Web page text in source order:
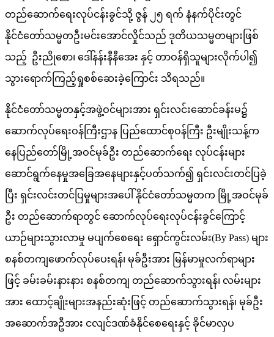
တည်ဆောက်​ရေးလုပ်ငန်းခွင်သို့ ဇွန် ၂၅ ရက် နံနက်ပိုင်းတွင်
နိုင်ငံတော်သမ္မတဦးမင်းအောင်လှိုင်သည် ဒုတိယသမ္မတများဖြစ်
သည့် ဦးညိုစော၊ ဒေါ်နန်းနီနီအေး နှင့် တာဝန်ရှိသူများလိုက်ပါ၍
သွားရောက်ကြည့်ရှုစစ်ဆေးခဲ့​ကြောင်း သိရသည်။
နိုင်ငံတော်သမ္မတနှင့်အဖွဲ့ဝင်များအား ရှင်းလင်းဆောင်ခန်းမ၌
ဆောက်လုပ်ရေးဝန်ကြီးဌာန ပြည်ထောင်စုဝန်ကြီး ဦးမျိုးသန့်က
နေပြည်တော်မြို့အဝင်မုခ်ဦး တည်ဆောက်ရေး လုပ်ငန်းများ
ဆောင်ရွက်နေမှုအခြေအနေများနှင့်ပတ်သက်၍ ရှင်းလင်းတင်ပြခဲ့
ပြီး ရှင်းလင်းတင်ပြမှုများအပေါ် နိုင်ငံတော်သမ္မတက မြို့အဝင်မုခ်
ဦး တည်ဆောက်ရာတွင် ဆောက်လုပ်ရေးလုပ်ငန်းခွင်ကြောင့်
ယာဉ်များသွားလာမှု မပျက်စေရေး ရှောင်ကွင်းလမ်း(By Pass) များ
စနစ်တကျဖောက်လုပ်ပေးရန်၊ မုခ်ဦးအား မြန်မာမှုလက်ရာများ
ဖြင့် ခမ်းခမ်းနားနား စနစ်တကျ တည်ဆောက်သွားရန်၊ လမ်းများ
အား ထောင့်ချိုးများအနည်းဆုံးဖြင့် တည်ဆောက်သွားရန်၊ မုခ်ဦး
အဆောက်အဦအား ငလျင်ဒဏ်ခံနိုင်စေရေးနှင့် ခိုင်မာလှပ